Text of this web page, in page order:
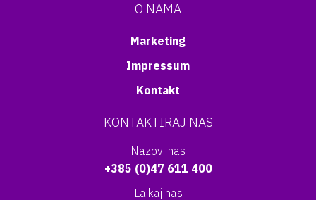
O NAMA
Marketing
Impressum
Kontakt
KONTAKTIRAJ NAS
Nazovi nas
+385 (0)47 611 400
Lajkaj nas